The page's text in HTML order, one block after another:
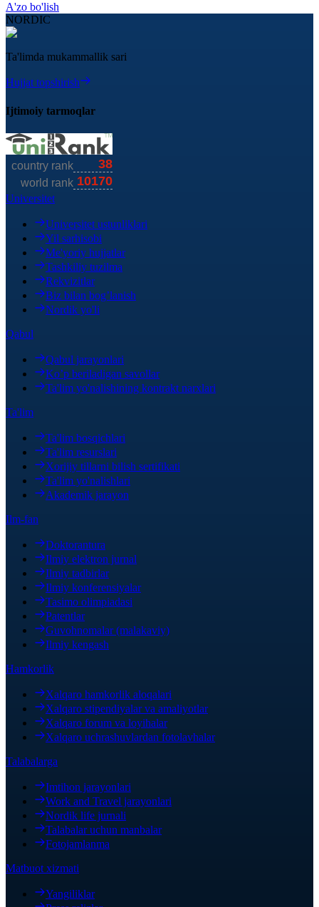
A'zo bo'lish
NORDIC
Ta'limda mukammallik sari
Hujjat topshirish
Ijtimoiy tarmoqlar
Universitet
Universitet ustunliklari
Yil sarhisobi
Me'yoriy hujjatlar
Tashkiliy tuzilma
Rekvizitlar
Biz bilan bog’lanish
Nordik yo'li
Qabul
Qabul jarayonlari
Ko’p beriladigan savollar
Ta'lim yo'nalishining kontrakt narxlari
Ta'lim
Ta'lim bosqichlari
Ta'lim resurslari
Xorijiy tillarni bilish sertifikati
Ta'lim yo'nalishlari
Akademik jarayon
Ilm-fan
Doktorantura
Ilmiy elektron jurnal
Ilmiy tadbirlar
Ilmiy konferensiyalar
Tasimo olimpiadasi
Patentlar
Guvohnomalar (malakaviy)
Ilmiy kengash
Hamkorlik
Xalqaro hamkorlik aloqalari
Xalqaro stipendiyalar va amaliyotlar
Xalqaro forum va loyihalar
Xalqaro uchrashuvlardan fotolavhalar
Talabalarga
Imtihon jarayonlari
Work and Travel jarayonlari
Nordik life jurnali
Talabalar uchun manbalar
Fotojamlanma
Matbuot xizmati
Yangiliklar